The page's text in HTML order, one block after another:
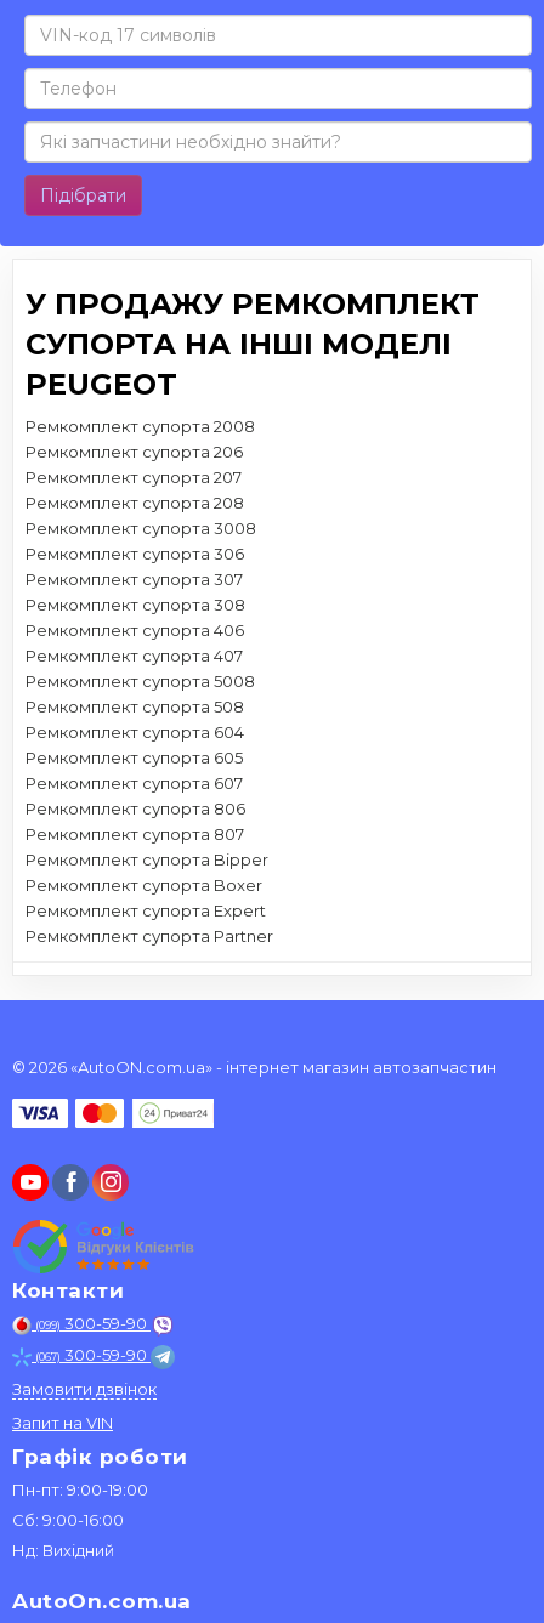
Підібрати
У ПРОДАЖУ РЕМКОМПЛЕКТ
СУПОРТА НА ІНШІ МОДЕЛІ
PEUGEOT
Ремкомплект супорта 2008
Ремкомплект супорта 206
Ремкомплект супорта 207
Ремкомплект супорта 208
Ремкомплект супорта 3008
Ремкомплект супорта 306
Ремкомплект супорта 307
Ремкомплект супорта 308
Ремкомплект супорта 406
Ремкомплект супорта 407
Ремкомплект супорта 5008
Ремкомплект супорта 508
Ремкомплект супорта 604
Ремкомплект супорта 605
Ремкомплект супорта 607
Ремкомплект супорта 806
Ремкомплект супорта 807
Ремкомплект супорта Bipper
Ремкомплект супорта Boxer
Ремкомплект супорта Expert
Ремкомплект супорта Partner
© 2026 «AutoON.com.ua» - інтернет магазин автозапчастин
Контакти
(099) 300-59-90
(067) 300-59-90
Замовити дзвінок
Запит на VIN
Графік роботи
Пн-пт: 9:00-19:00
Сб: 9:00-16:00
Нд: Вихідний
AutoOn.com.ua